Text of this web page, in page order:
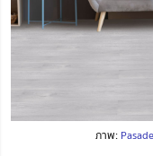
ภาพ: